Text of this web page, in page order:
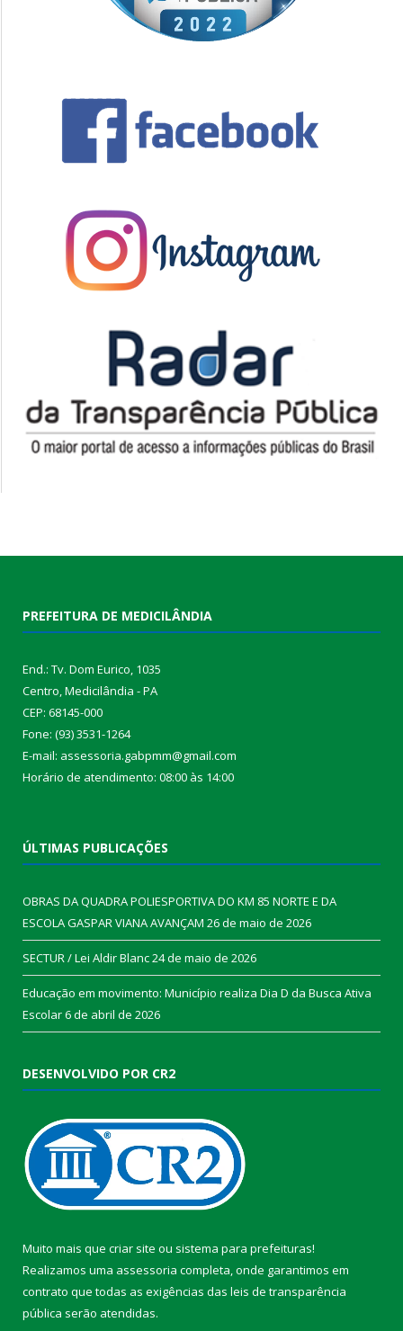
PREFEITURA DE MEDICILÂNDIA
End.: Tv. Dom Eurico, 1035
Centro, Medicilândia - PA
CEP: 68145-000
Fone: (93) 3531-1264
E-mail: assessoria.gabpmm@gmail.com
Horário de atendimento: 08:00 às 14:00
ÚLTIMAS PUBLICAÇÕES
OBRAS DA QUADRA POLIESPORTIVA DO KM 85 NORTE E DA
ESCOLA GASPAR VIANA AVANÇAM 26 de maio de 2026
SECTUR / Lei Aldir Blanc24 de maio de 2026
Educação em movimento: Município realiza Dia D da Busca Ativa
Escolar6 de abril de 2026
DESENVOLVIDO POR CR2
Muito mais que criar site ou sistema para prefeituras!
Realizamos uma assessoria completa, onde garantimos em
contrato que todas as exigências das leis de transparência
pública serão atendidas.